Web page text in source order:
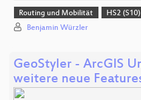
Routing und Mobilität HS2 (S10)
Benjamin Würzler
GeoStyler - ArcGIS
weitere neue